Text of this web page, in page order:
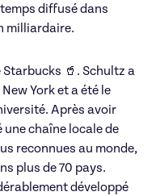
diffusé dans
milliardaire.
Starbucks 🥤. Schultz a
York et a été le
Après avoir
chaîne locale de
reconnues au monde,
plus de 70 pays.
développé